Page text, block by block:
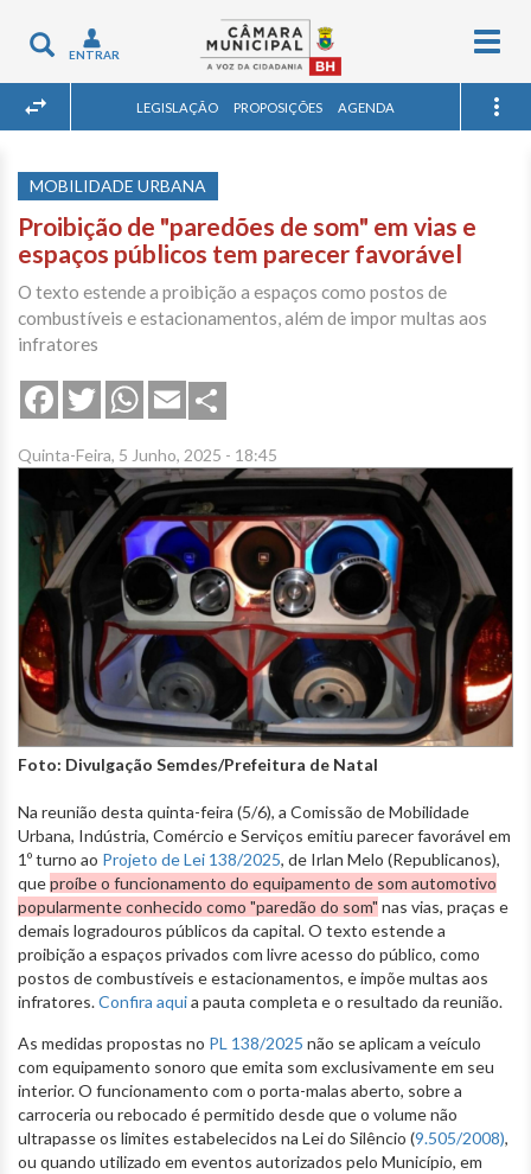
Toggle
navigation
ENTRAR
LEGISLAÇÃO PROPOSIÇÕES AGENDA
MOBILIDADE URBANA
Proibição de "paredões de som" em vias e
espaços públicos tem parecer favorável
O texto estende a proibição a espaços como postos de
combustíveis e estacionamentos, além de impor multas aos
infratores
FacebookTwitterWhatsApp
Email
Quinta-Feira, 5 Junho, 2025 - 18:45
Foto: Divulgação Semdes/Prefeitura de Natal
Na reunião desta quinta-feira (5/6), a Comissão de Mobilidade
Urbana, Indústria, Comércio e Serviços emitiu parecer favorável em
1º turno ao Projeto de Lei 138/2025, de Irlan Melo (Republicanos),
queproíbe o funcionamento do equipamento de som automotivo
popularmente conhecido como "paredão do som" nas vias, praças e
demais logradouros públicos da capital. O texto estende a
proibição a espaços privados com livre acesso do público, como
postos de combustíveis e estacionamentos, e impõe multas aos
infratores.Confira aquia pauta completa e o resultado da reunião.
As medidas propostas no PL 138/2025 não se aplicam a veículo
com equipamento sonoro que emita som exclusivamente em seu
interior. O funcionamento com o porta-malas aberto, sobre a
carroceria ou rebocado é permitido desde que o volume não
ultrapasse os limites estabelecidos na Lei do Silêncio (9.505/2008),
ou quando utilizado em eventos autorizados pelo Município, em